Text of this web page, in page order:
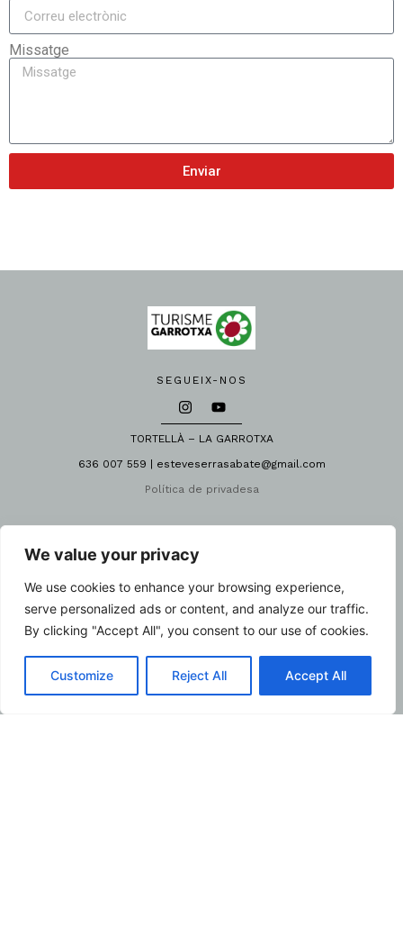
We value your privacy
We use cookies to enhance your browsing experience,
serve personalized ads or content, and analyze our traffic.
By clicking "Accept All", you consent to our use of cookies.
Customize Reject All Accept All
Missatge
Enviar
SEGUEIX-NOS
TORTELLÀ – LA GARROTXA
636 007 559 | esteveserrasabate@gmail.com
Política de privadesa